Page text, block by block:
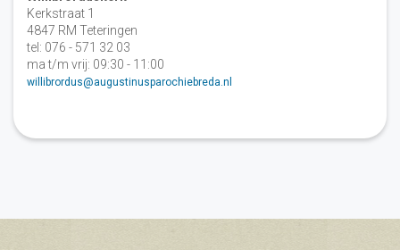
Kerkstraat 1
4847 RM Teteringen
tel: 076 - 571 32 03
ma t/m vrij: 09:30 - 11:00
willibrordus@augustinusparochiebreda.nl